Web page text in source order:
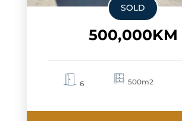
SOLD
500,000KM
6 500m2